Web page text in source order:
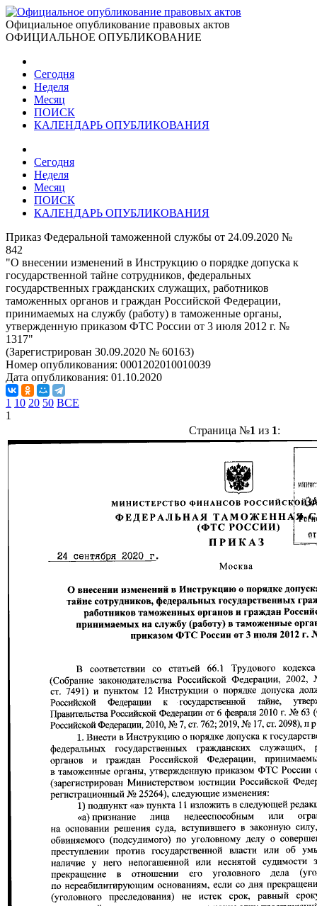
Официальное опубликование правовых актов
ОФИЦИАЛЬНОЕ ОПУБЛИКОВАНИЕ
Сегодня
Неделя
Месяц
ПОИСК
КАЛЕНДАРЬ ОПУБЛИКОВАНИЯ
Сегодня
Неделя
Месяц
ПОИСК
КАЛЕНДАРЬ ОПУБЛИКОВАНИЯ
Приказ Федеральной таможенной службы от 24.09.2020 №
842
"О внесении изменений в Инструкцию о порядке допуска к
государственной тайне сотрудников, федеральных
государственных гражданских служащих, работников
таможенных органов и граждан Российской Федерации,
принимаемых на службу (работу) в таможенные органы,
утвержденную приказом ФТС России от 3 июля 2012 г. №
1317"
(Зарегистрирован 30.09.2020 № 60163)
Номер опубликования: 0001202010010039
Дата опубликования: 01.10.2020
1 10 20 50 ВСЕ
1
Страница №1 из 1: